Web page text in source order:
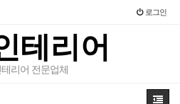
로그인
테리어
리어 전문업체